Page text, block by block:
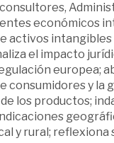
económicos
activos intangibles
el impacto
europea;
consumidores y la
los productos;
y rural; reflexiona